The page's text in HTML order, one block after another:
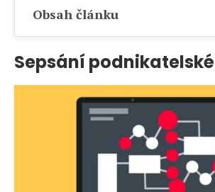
Obsah článku
Sepsání